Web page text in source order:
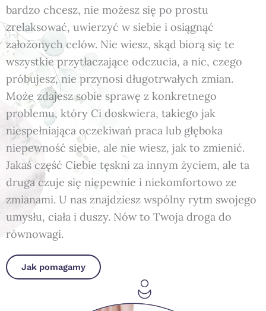
bardzo chcesz, nie możesz się po prostu
zrelaksować, uwierzyć w siebie i osiągnąć
założonych celów. Nie wiesz, skąd biorą się te
wszystkie przytłaczające odczucia, a nic, czego
próbujesz, nie przynosi długotrwałych zmian.
Może zdajesz sobie sprawę z konkretnego
problemu, który Ci doskwiera, takiego jak
niespełniająca oczekiwań praca lub głęboka
niepewność siebie, ale nie wiesz, jak to zmienić.
Jakaś część Ciebie tęskni za innym życiem, ale ta
druga czuje się niepewnie i niekomfortowo ze
zmianami. U nas znajdziesz wspólny rytm swojego
umysłu, ciała i duszy. Nów to Twoja droga do
równowagi.
Jak pomagamy